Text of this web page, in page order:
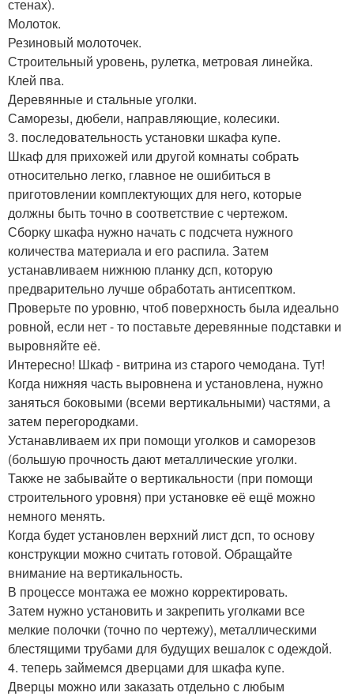
стенах).
Молоток.
Резиновый молоточек.
Строительный уровень, рулетка, метровая линейка.
Клей пва.
Деревянные и стальные уголки.
Саморезы, дюбели, направляющие, колесики.
3. последовательность установки шкафа купе.
Шкаф для прихожей или другой комнаты собрать
относительно легко, главное не ошибиться в
приготовлении комплектующих для него, которые
должны быть точно в соответствие с чертежом.
Сборку шкафа нужно начать с подсчета нужного
количества материала и его распила. Затем
устанавливаем нижнюю планку дсп, которую
предварительно лучше обработать антисептком.
Проверьте по уровню, чтоб поверхность была идеально
ровной, если нет - то поставьте деревянные подставки и
выровняйте её.
Интересно! Шкаф - витрина из старого чемодана. Тут!
Когда нижняя часть выровнена и установлена, нужно
заняться боковыми (всеми вертикальными) частями, а
затем перегородками.
Устанавливаем их при помощи уголков и саморезов
(большую прочность дают металлические уголки.
Также не забывайте о вертикальности (при помощи
строительного уровня) при установке её ещё можно
немного менять.
Когда будет установлен верхний лист дсп, то основу
конструкции можно считать готовой. Обращайте
внимание на вертикальность.
В процессе монтажа ее можно корректировать.
Затем нужно установить и закрепить уголками все
мелкие полочки (точно по чертежу), металлическими
блестящими трубами для будущих вешалок с одеждой.
4. теперь займемся дверцами для шкафа купе.
Дверцы можно или заказать отдельно с любым